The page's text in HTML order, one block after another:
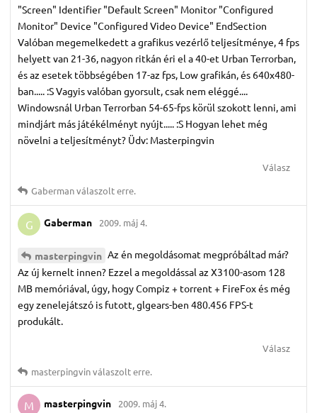
"Screen" Identifier "Default Screen" Monitor "Configured
Monitor" Device "Configured Video Device" EndSection
Valóban megemelkedett a grafikus vezérlő teljesítménye, 4 fps
helyett van 21-36, nagyon ritkán éri el a 40-et Urban Terrorban,
és az esetek többségében 17-az fps, Low grafikán, és 640x480-
ban..... :S Vagyis valóban gyorsult, csak nem eléggé....
Windowsnál Urban Terrorban 54-65-fps körül szokott lenni, ami
mindjárt más játékélményt nyújt..... :S Hogyan lehet még
növelni a teljesítményt? Üdv: Masterpingvin
Válasz
Gabermanválaszolt erre.
G Gaberman 2009. máj 4.
masterpingvin Az én megoldásomat megpróbáltad már?
Az új kernelt innen? Ezzel a megoldással az X3100-asom 128
MB memóriával, úgy, hogy Compiz + torrent + FireFox és még
egy zenelejátszó is futott, glgears-ben 480.456 FPS-t
produkált.
Válasz
masterpingvinválaszolt erre.
M masterpingvin 2009. máj 4.